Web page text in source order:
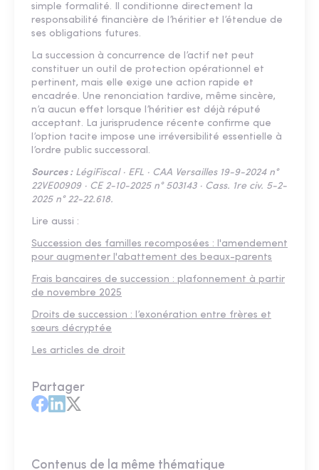
simple formalité. Il conditionne directement la
responsabilité financière de l’héritier et l’étendue de
ses obligations futures.
La succession à concurrence de l’actif net peut
constituer un outil de protection opérationnel et
pertinent, mais elle exige une action rapide et
encadrée. Une renonciation tardive, même sincère,
n’a aucun effet lorsque l’héritier est déjà réputé
acceptant. La jurisprudence récente confirme que
l’option tacite impose une irréversibilité essentielle à
l’ordre public successoral.
Sources :LégiFiscal · EFL · CAA Versailles 19-9-2024 n°
22VE00909 · CE 2-10-2025 n° 503143 · Cass. 1re civ. 5-2-
2025 n° 22-22.618.
Lire aussi :
Succession des familles recomposées : l'amendement
pour augmenter l'abattement des beaux-parents
Frais bancaires de succession : plafonnement à partir
de novembre 2025
Droits de succession : l’exonération entre frères et
sœurs décryptée
Les articles de droit
Partager
Contenus de la même thématique